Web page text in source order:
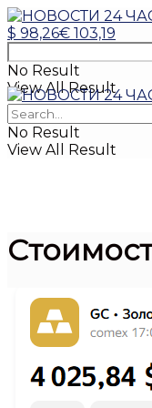
$ 98,26€ 103,19
No Result
View All Result
No Result
View All Result